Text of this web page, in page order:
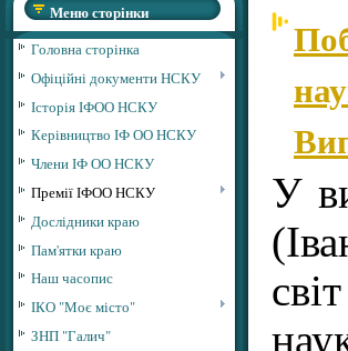
Меню сторінки
Головна сторінка
Офіційні документи НСКУ
Історія ІФОО НСКУ
Керівництво ІФ ОО НСКУ
Члени ІФ ОО НСКУ
Премії ІФОО НСКУ
Дослідники краю
Пам'ятки краю
Наш часопис
ІКО "Моє місто"
ЗНП "Галич"
У